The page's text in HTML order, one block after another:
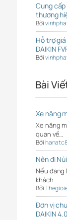
Cung
thương
Bởi
Hỗ trợ
DAIKIN
Bởi
Bài
Xe nâng
Xe nâng
quan về…
Bởi
Nên đi
Nếu đang
khách…
Bởi
Đơn vị
DAIKIN